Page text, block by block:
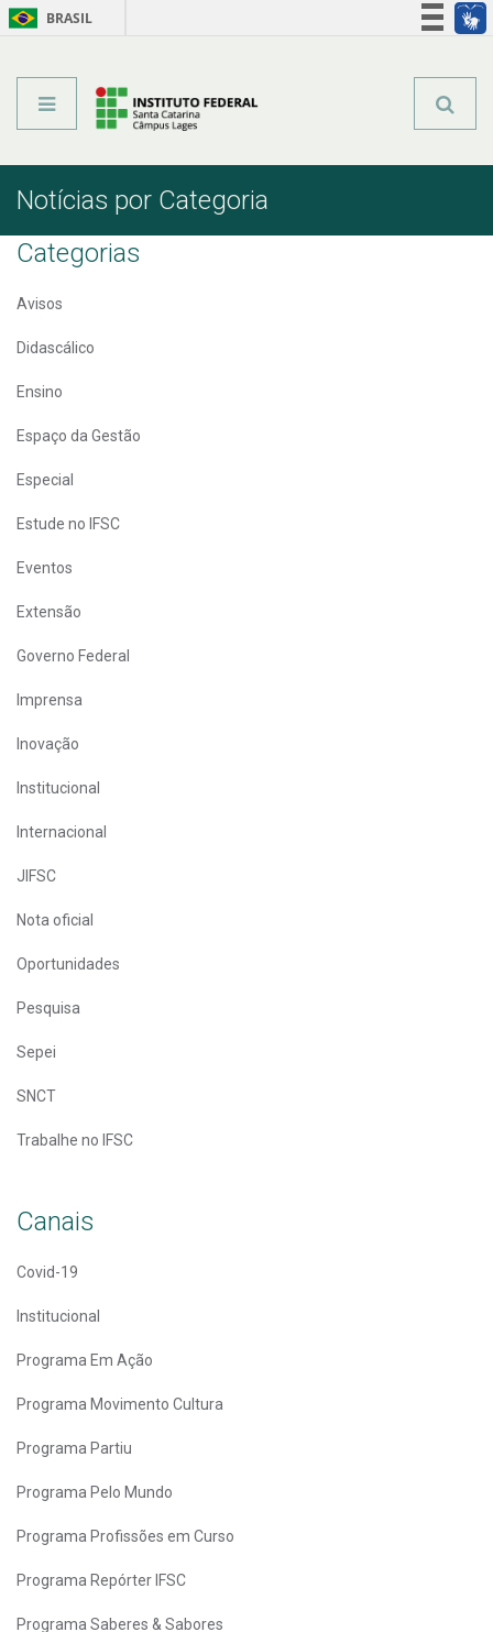
BRASIL
Notícias por Categoria
Categorias
Avisos
Didascálico
Ensino
Espaço da Gestão
Especial
Estude no IFSC
Eventos
Extensão
Governo Federal
Imprensa
Inovação
Institucional
Internacional
JIFSC
Nota oficial
Oportunidades
Pesquisa
Sepei
SNCT
Trabalhe no IFSC
Canais
Covid-19
Institucional
Programa Em Ação
Programa Movimento Cultura
Programa Partiu
Programa Pelo Mundo
Programa Profissões em Curso
Programa Repórter IFSC
Programa Saberes & Sabores